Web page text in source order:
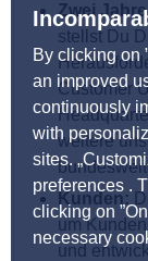
By clicking on
an improved
continuously
with
sites.
preferences .
clicking on
necessary
Zwei
stellst Du
Customer
weitere
Kunden:
um
und